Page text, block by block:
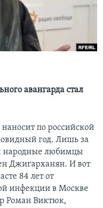
авангарда стал
по российской
год. Лишь за
народные любимцы
Джигарханян. И вот
84 лет от
инфекции в Москве
Роман Виктюк,